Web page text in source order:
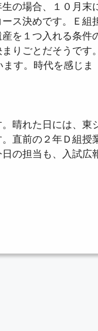
の場合、１０月末
ス決めです。Ｅ組
を１つ入れる条件
りごとだそうです。
す。時代を感じま
晴れた日には、東
直前の２年Ｄ組授
の担当も、入試広